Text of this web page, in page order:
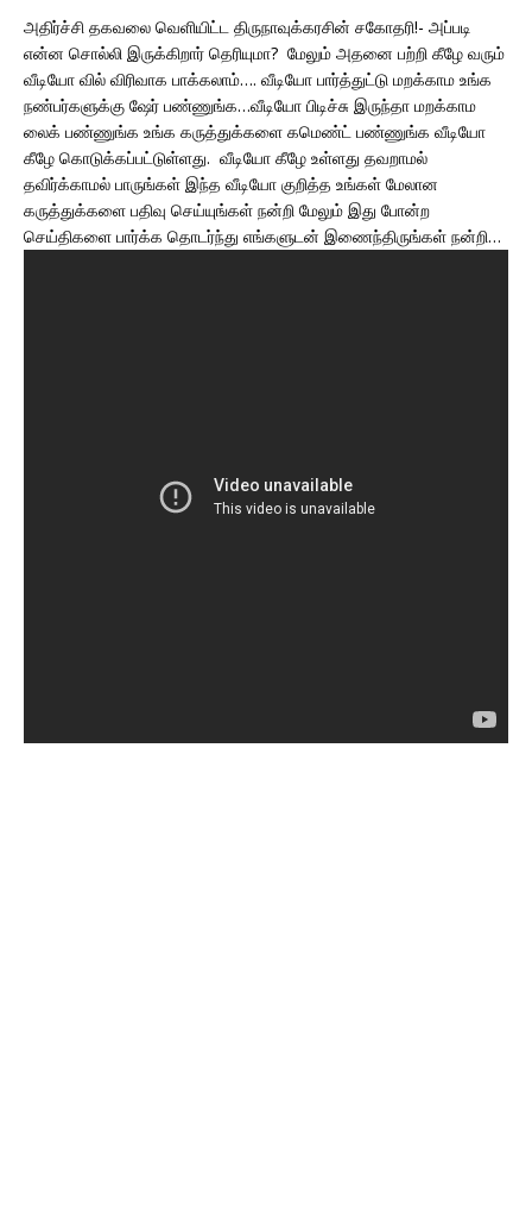
அதிர்ச்சி தகவலை வெளியிட்ட திருநாவுக்கரசின் சகோதரி!- அப்படி
என்ன சொல்லி இருக்கிறார் தெரியுமா? மேலும் அதனை பற்றி கீழே வரும்
வீடியோ வில் விரிவாக பாக்கலாம்…. வீடியோ பார்த்துட்டு மறக்காம உங்க
நண்பர்களுக்கு ஷேர் பண்ணுங்க…வீடியோ பிடிச்சு இருந்தா மறக்காம
லைக் பண்ணுங்க உங்க கருத்துக்களை கமெண்ட் பண்ணுங்க வீடியோ
கீழே கொடுக்கப்பட்டுள்ளது. வீடியோ கீழே உள்ளது தவறாமல்
தவிர்க்காமல் பாருங்கள் இந்த வீடியோ குறித்த உங்கள் மேலான
கருத்துக்களை பதிவு செய்யுங்கள் நன்றி மேலும் இது போன்ற
செய்திகளை பார்க்க தொடர்ந்து எங்களுடன் இணைந்திருங்கள் நன்றி…